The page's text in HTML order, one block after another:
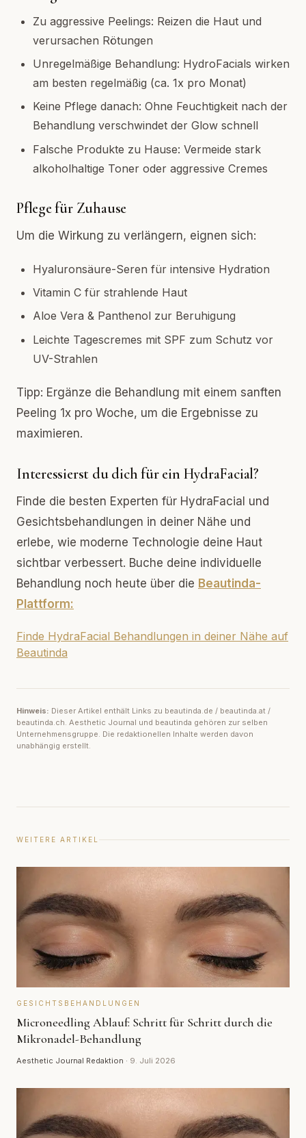
Zu aggressive Peelings: Reizen die Haut und
verursachen Rötungen
Unregelmäßige Behandlung: HydroFacials wirken
am besten regelmäßig (ca. 1x pro Monat)
Keine Pflege danach: Ohne Feuchtigkeit nach der
Behandlung verschwindet der Glow schnell
Falsche Produkte zu Hause: Vermeide stark
alkoholhaltige Toner oder aggressive Cremes
Pflege für Zuhause
Um die Wirkung zu verlängern, eignen sich:
Hyaluronsäure-Seren für intensive Hydration
Vitamin C für strahlende Haut
Aloe Vera & Panthenol zur Beruhigung
Leichte Tagescremes mit SPF zum Schutz vor
UV-Strahlen
Tipp: Ergänze die Behandlung mit einem sanften
Peeling 1x pro Woche, um die Ergebnisse zu
maximieren.
Interessierst du dich für ein HydraFacial?
Finde die besten Experten für HydraFacial und
Gesichtsbehandlungen in deiner Nähe und
erlebe, wie moderne Technologie deine Haut
sichtbar verbessert. Buche deine individuelle
Behandlung noch heute über die Beautinda-
Plattform:
Finde HydraFacial Behandlungen in deiner Nähe auf
Beautinda
Hinweis: Dieser Artikel enthält Links zu beautinda.de / beautinda.at /
beautinda.ch. Aesthetic Journal und beautinda gehören zur selben
Unternehmensgruppe. Die redaktionellen Inhalte werden davon
unabhängig erstellt.
WEITERE ARTIKEL
GESICHTSBEHANDLUNGEN
Microneedling Ablauf: Schritt für Schritt durch die
Mikronadel-Behandlung
Aesthetic Journal Redaktion · 9. Juli 2026